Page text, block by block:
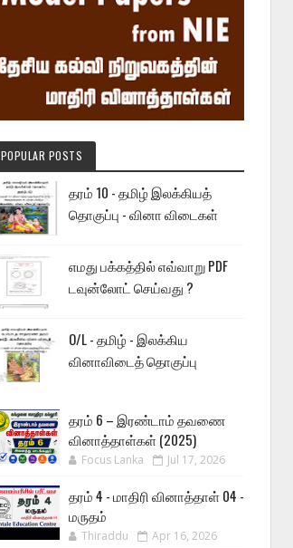
POPULAR POSTS
தரம் 10 - தமிழ் இலக்கியத்
தொகுப்பு - வினா விடைகள்
எமது பக்கத்தில் எவ்வாறு PDF
டவுன்லோட் செய்வது ?
O/L - தமிழ் - இலக்கிய
வினாவிடைத் தொகுப்பு
தரம் 6 – இரண்டாம் தவணை
வினாத்தாள்கள் (2025)
Focus Lanka Jul 17, 2026
தரம் 4 - மாதிரி வினாத்தாள் 04 -
மருதம்
Thiraddu Apr 16, 2026